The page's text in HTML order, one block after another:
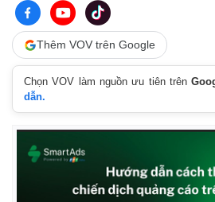
Thêm VOV trên Google
Chọn VOV làm nguồn ưu tiên trên
dẫn.